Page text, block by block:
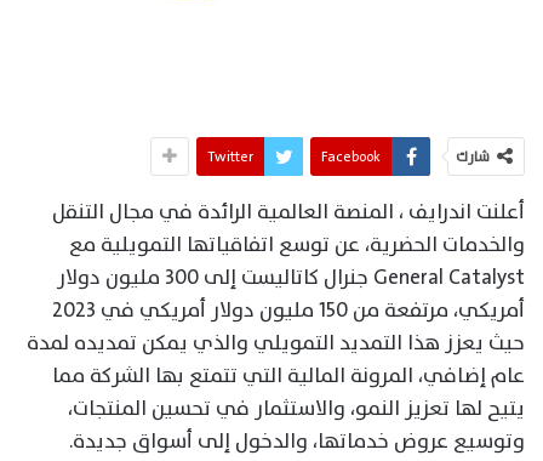
شارك Facebook
Twitter
أعلنت اندرايف ، المنصة العالمية الرائدة في مجال التنقل
والخدمات الحضرية، عن توسع اتفاقياتها التمويلية مع
General Catalyst جنرال كاتاليست إلى 300 مليون دولار
أمريكي، مرتفعة من 150 مليون دولار أمريكي في 2023
حيث يعزز هذا التمديد التمويلي والذي يمكن تمديده لمدة
عام إضافي، المرونة المالية التي تتمتع بها الشركة مما
يتيح لها تعزيز النمو، والاستثمار في تحسين المنتجات،
وتوسيع عروض خدماتها، والدخول إلى أسواق جديدة.